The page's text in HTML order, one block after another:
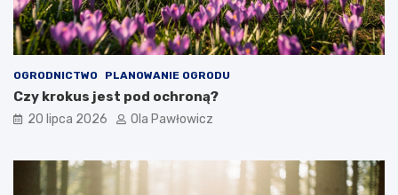
OGRODNICTWO PLANOWANIE OGRODU
Czy krokus jest pod ochroną?
20 lipca 2026 Ola Pawłowicz